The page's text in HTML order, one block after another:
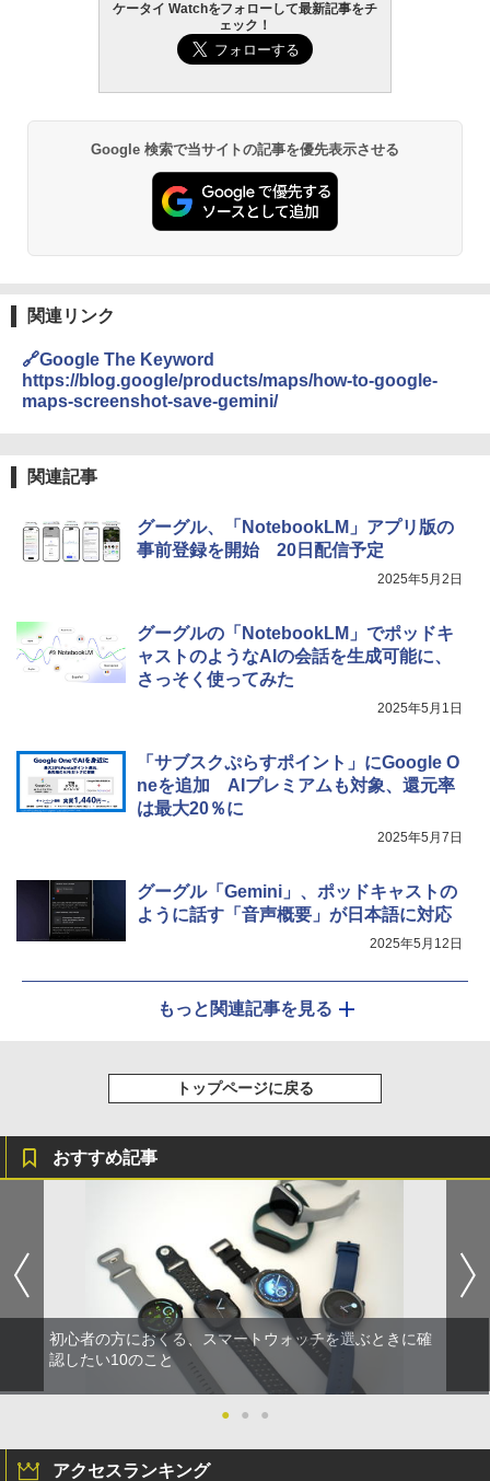
ケータイ Watchをフォローして最新記事をチ
ェック！
Google 検索で当サイトの記事を優先表示させる
関連リンク
🔗Google The Keyword
https://blog.google/products/maps/how-to-google-
maps-screenshot-save-gemini/
関連記事
グーグル、「NotebookLM」アプリ版の
事前登録を開始 20日配信予定
2025年5月2日
グーグルの「NotebookLM」でポッドキ
ャストのようなAIの会話を生成可能に、
さっそく使ってみた
2025年5月1日
「サブスクぷらすポイント」にGoogle O
neを追加 AIプレミアムも対象、還元率
は最大20％に
2025年5月7日
グーグル「Gemini」、ポッドキャストの
ように話す「音声概要」が日本語に対応
2025年5月12日
もっと関連記事を見る
トップページに戻る
おすすめ記事
初心者の方におくる、スマートウォッチを選ぶときに確
認したい10のこと
● ● ●
アクセスランキング